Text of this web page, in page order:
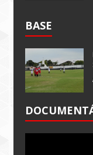
BASE